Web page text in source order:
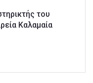
του
Καλαμαία